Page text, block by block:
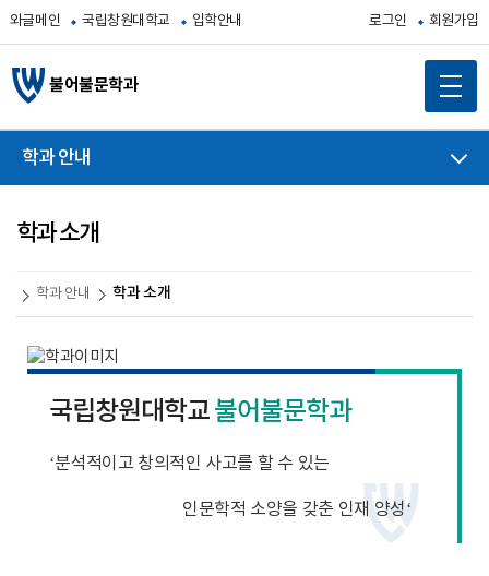
와글메인 국립창원대학교 입학안내 로그인 회원가입
불어불문학과
학과 안내
학과 소개
학과 안내 학과 소개
국립창원대학교불어불문학과
‘분석적이고 창의적인 사고를 할 수 있는
인문학적 소양을 갖춘 인재 양성‘